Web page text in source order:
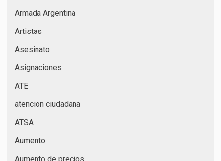
Armada Argentina
Artistas
Asesinato
Asignaciones
ATE
atencion ciudadana
ATSA
Aumento
Aumento de precios